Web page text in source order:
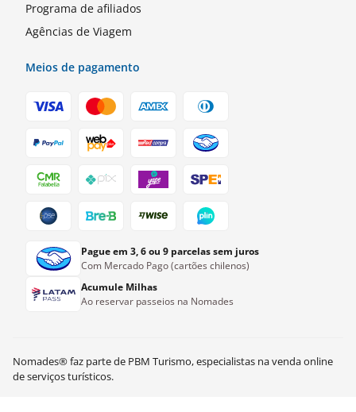
CLP$46.000 Ver disponibilidade
Programa de afiliados
Agências de Viagem
Meios de pagamento
Pague em 3, 6 ou 9 parcelas sem juros
Com Mercado Pago (cartões chilenos)
Acumule Milhas
Ao reservar passeios na Nomades
Nomades® faz parte de PBM Turismo, especialistas na venda online
de serviços turísticos.